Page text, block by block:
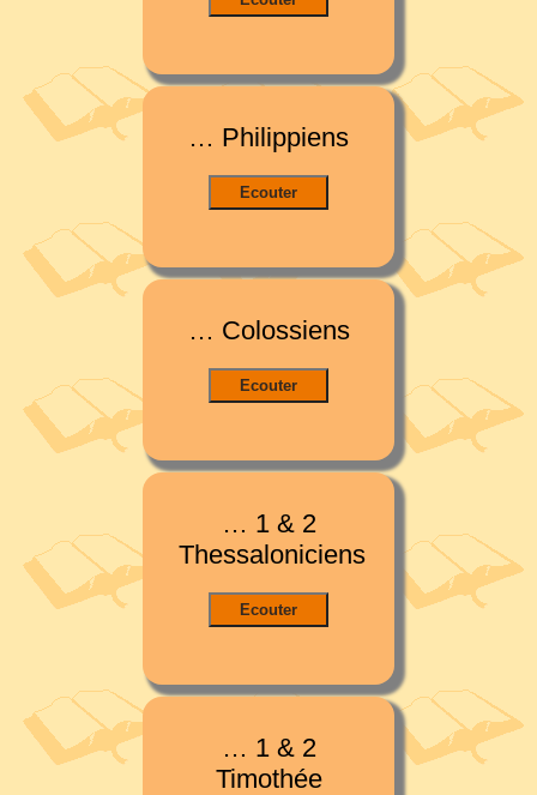
… Philippiens
… Colossiens
… 1 & 2
Thessaloniciens
… 1 & 2
Timothée